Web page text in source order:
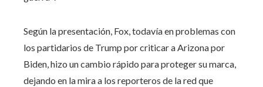
Según la presentación, Fox, todavía en problemas con
los partidarios de Trump por criticar a Arizona por
Biden, hizo un cambio rápido para proteger su marca,
dejando en la mira a los reporteros de la red que